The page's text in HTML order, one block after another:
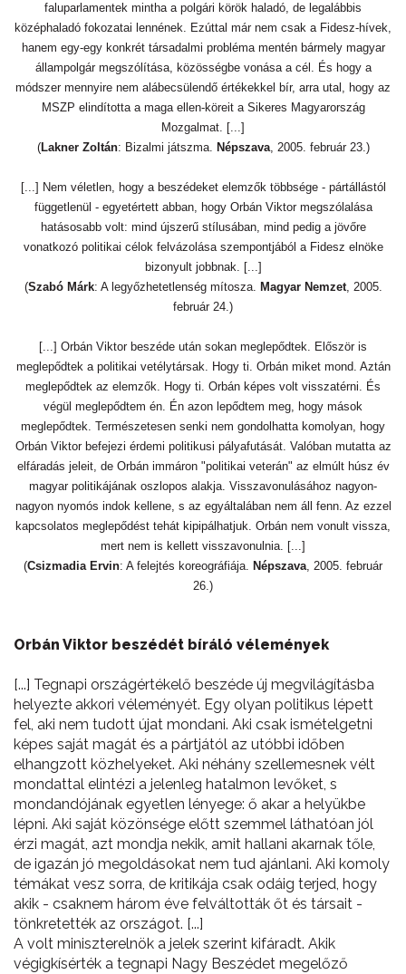
faluparlamentek mintha a polgári körök haladó, de legalábbis
középhaladó fokozatai lennének. Ezúttal már nem csak a Fidesz-hívek,
hanem egy-egy konkrét társadalmi probléma mentén bármely magyar
állampolgár megszólítása, közösségbe vonása a cél. És hogy a
módszer mennyire nem alábecsülendő értékekkel bír, arra utal, hogy az
MSZP elindította a maga ellen-köreit a Sikeres Magyarország
Mozgalmat. [...]
(Lakner Zoltán: Bizalmi játszma. Népszava, 2005. február 23.)
[...] Nem véletlen, hogy a beszédeket elemzők többsége - pártállástól
függetlenül - egyetértett abban, hogy Orbán Viktor megszólalása
hatásosabb volt: mind újszerű stílusában, mind pedig a jövőre
vonatkozó politikai célok felvázolása szempontjából a Fidesz elnöke
bizonyult jobbnak. [...]
(Szabó Márk: A legyőzhetetlenség mítosza. Magyar Nemzet, 2005.
február 24.)
[...] Orbán Viktor beszéde után sokan meglepődtek. Először is
meglepődtek a politikai vetélytársak. Hogy ti. Orbán miket mond. Aztán
meglepődtek az elemzők. Hogy ti. Orbán képes volt visszatérni. És
végül meglepődtem én. Én azon lepődtem meg, hogy mások
meglepődtek. Természetesen senki nem gondolhatta komolyan, hogy
Orbán Viktor befejezi érdemi politikusi pályafutását. Valóban mutatta az
elfáradás jeleit, de Orbán immáron "politikai veterán" az elmúlt húsz év
magyar politikájának oszlopos alakja. Visszavonulásához nagyon-
nagyon nyomós indok kellene, s az egyáltalában nem áll fenn. Az ezzel
kapcsolatos meglepődést tehát kipipálhatjuk. Orbán nem vonult vissza,
mert nem is kellett visszavonulnia. [...]
(Csizmadia Ervin: A felejtés koreográfiája. Népszava, 2005. február
26.)
Orbán Viktor beszédét bíráló vélemények
[...] Tegnapi országértékelő beszéde új megvilágításba
helyezte akkori véleményét. Egy olyan politikus lépett
fel, aki nem tudott újat mondani. Aki csak ismételgetni
képes saját magát és a pártjától az utóbbi időben
elhangzott közhelyeket. Aki néhány szellemesnek vélt
mondattal elintézi a jelenleg hatalmon levőket, s
mondandójának egyetlen lényege: ő akar a helyükbe
lépni. Aki saját közönsége előtt szemmel láthatóan jól
érzi magát, azt mondja nekik, amit hallani akarnak tőle,
de igazán jó megoldásokat nem tud ajánlani. Aki komoly
témákat vesz sorra, de kritikája csak odáig terjed, hogy
akik - csaknem három éve felváltották őt és társait -
tönkretették az országot. [...]
A volt miniszterelnök a jelek szerint kifáradt. Akik
végigkísérték a tegnapi Nagy Beszédet megelőző